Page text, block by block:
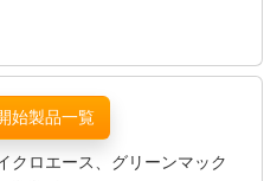
始製品一覧
クロエース、グリーンマック